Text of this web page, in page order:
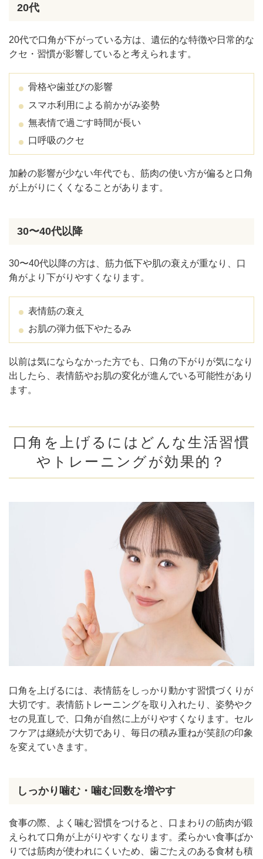
20代
20代で口角が下がっている方は、遺伝的な特徴や日常的な
クセ・習慣が影響していると考えられます。
骨格や歯並びの影響
スマホ利用による前かがみ姿勢
無表情で過ごす時間が長い
口呼吸のクセ
加齢の影響が少ない年代でも、筋肉の使い方が偏ると口角
が上がりにくくなることがあります。
30〜40代以降
30〜40代以降の方は、筋力低下や肌の衰えが重なり、口
角がより下がりやすくなります。
表情筋の衰え
お肌の弾力低下やたるみ
以前は気にならなかった方でも、口角の下がりが気になり
出したら、表情筋やお肌の変化が進んでいる可能性があり
ます。
口角を上げるにはどんな生活習慣
やトレーニングが効果的？
口角を上げるには、表情筋をしっかり動かす習慣づくりが
大切です。表情筋トレーニングを取り入れたり、姿勢やク
セの見直しで、口角が自然に上がりやすくなります。セル
フケアは継続が大切であり、毎日の積み重ねが笑顔の印象
を変えていきます。
しっかり噛む・噛む回数を増やす
食事の際、よく噛む習慣をつけると、口まわりの筋肉が鍛
えられて口角が上がりやすくなります。柔らかい食事ばか
りでは筋肉が使われにくいため、歯ごたえのある食材も積